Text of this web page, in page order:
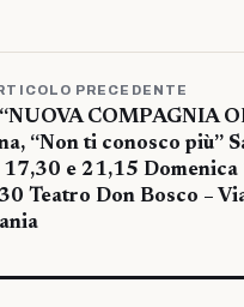
PRECEDENTE
COMPAGNIA
“Non ti conosco più”
17,30 e 21,15
Teatro Don Bosco –